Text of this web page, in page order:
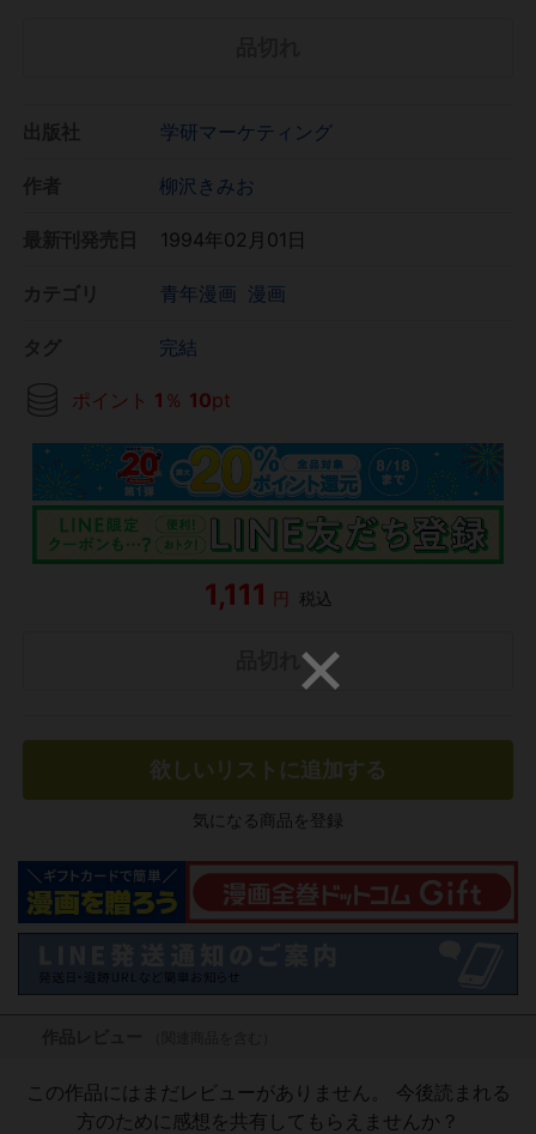
学研マーケティング
柳沢きみお
1994年02月01日
青年漫画 漫画
完結
ポイント 1 ％ 10pt
1,111 円 税込
欲しいリストに追加する
気になる商品を登録
この作品にはまだレビューがありません。 今後読まれる
方のために感想を共有してもらえませんか？